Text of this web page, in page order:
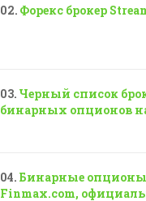
Форекс брокер
Черный список
бинарных опционов на
Бинарные опционы
Finmax.com,